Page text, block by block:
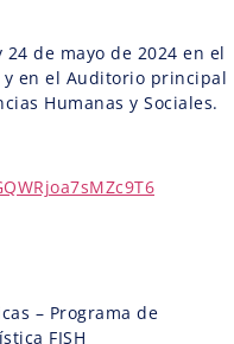
de mayo de 2024 en el
y en el Auditorio principal
Humanas y Sociales.
– Programa de
FISH